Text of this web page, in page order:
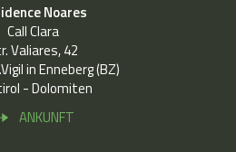
Noares
Call Clara
Valiares, 42
in Enneberg (BZ)
- Dolomiten
ANKUNFT